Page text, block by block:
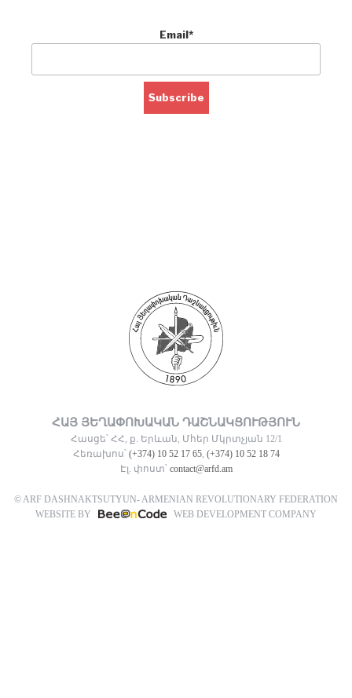
Email*
ՀԱՅ ՅԵՂԱՓՈԽԱԿԱՆ ԴԱՇՆԱԿՑՈՒԹՅՈՒՆ
Հասցե՝ ՀՀ, ք. Երևան, Մհեր Մկրտչյան 12/1
Հեռախոս՝ (+374) 10 52 17 65, (+374) 10 52 18 74
Էլ. փոստ՝ contact@arfd.am
© ARF DASHNAKTSUTYUN- ARMENIAN REVOLUTIONARY FEDERATION
WEBSITE BY
WEB DEVELOPMENT COMPANY